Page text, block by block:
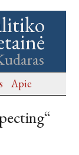
Apie